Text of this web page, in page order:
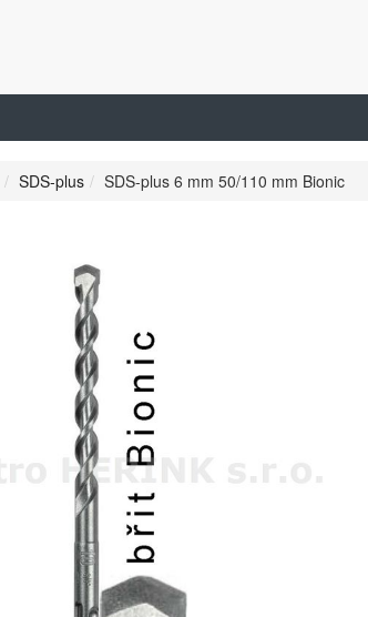
SDS-plus SDS-plus 6 mm 50/110 mm Bionic